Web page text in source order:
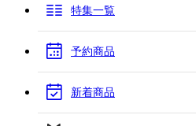
特集一覧
予約商品
新着商品